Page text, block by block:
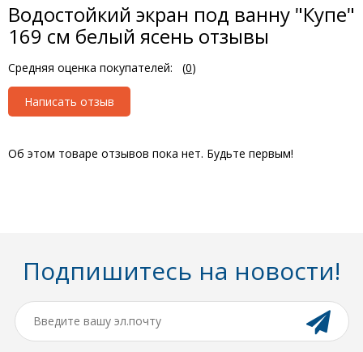
Водостойкий экран под ванну "Купе"
169 см белый ясень отзывы
Средняя оценка покупателей: (0)
Написать отзыв
Об этом товаре отзывов пока нет. Будьте первым!
Подпишитесь на новости!